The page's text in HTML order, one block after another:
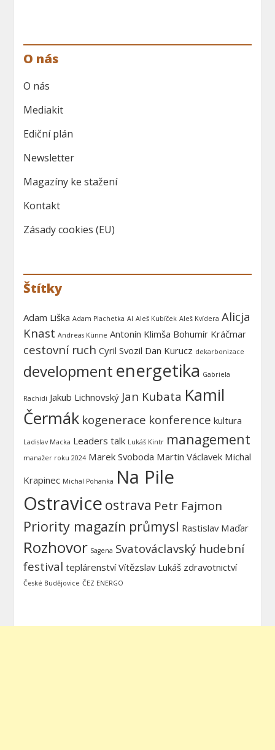
O nás
O nás
Mediakit
Ediční plán
Newsletter
Magazíny ke stažení
Kontakt
Zásady cookies (EU)
Štítky
Adam Liška Adam Plachetka AI Aleš Kubíček Aleš Kvídera Alicja
Knast Andreas Künne Antonín Klimša Bohumír Kráčmar
cestovní ruch Cyril Svozil Dan Kurucz dekarbonizace
development energetika Gabriela
Rachidi Jakub Lichnovský Jan Kubata Kamil
Čermák kogenerace konference kultura
Ladislav Macka Leaders talk Lukáš Kintr management
manažer roku 2024 Marek Svoboda Martin Václavek Michal
Krapinec Michal Pohanka Na Pile
Ostravice ostrava Petr Fajmon
Priority magazín průmysl Rastislav Maďar
Rozhovor Sagena Svatováclavský hudební
festival teplárenství Vítězslav Lukáš zdravotnictví
České Budějovice ČEZ ENERGO